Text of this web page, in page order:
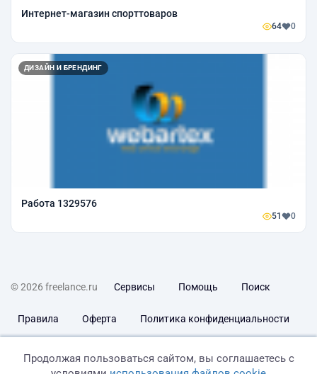
Интернет-магазин спорттоваров
64 0
ДИЗАЙН И БРЕНДИНГ
Работа 1329576
51 0
© 2026 freelance.ru Сервисы Помощь Поиск
Правила Оферта Политика конфиденциальности
Продолжая пользоваться сайтом, вы соглашаетесь с